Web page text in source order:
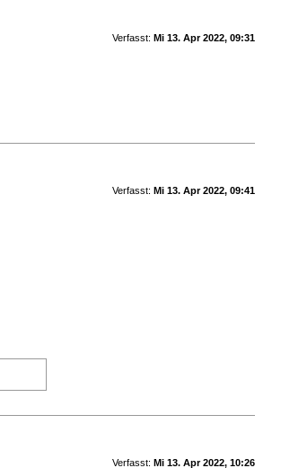
Verfasst: Mi 13. Apr 2022, 09:31
Verfasst: Mi 13. Apr 2022, 09:41
Verfasst: Mi 13. Apr 2022, 10:26